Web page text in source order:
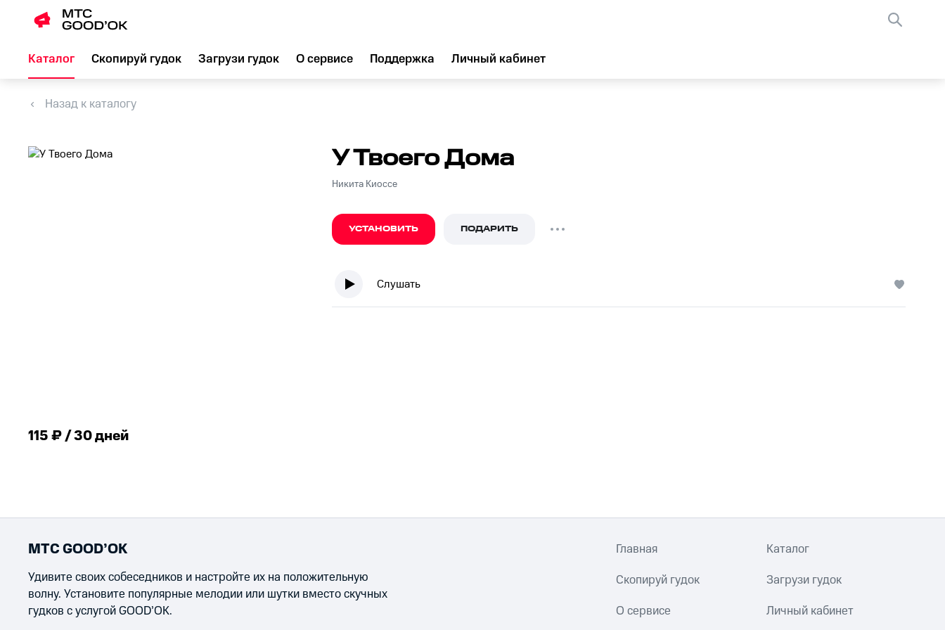
Каталог Скопируй гудок Загрузи гудок О сервисе Поддержка Личный кабинет
Назад к каталогу
115 ₽ / 30 дней
У Твоего Дома
Никита Киоссе
УСТАНОВИТЬ ПОДАРИТЬ
Слушать
МТС GOOD’OK
Удивите своих собеседников и настройте их на положительную
волну. Установите популярные мелодии или шутки вместо скучных
гудков с услугой GOOD’OK.
Главная Каталог
Скопируй гудок Загрузи гудок
О сервисе Личный кабинет